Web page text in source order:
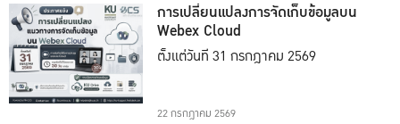
การเปลี่ยนแปลงการจัดเก็บข้อมูลบน
Webex Cloud
ตั้งแต่วันที่ 31 กรกฎาคม 2569
22 กรกฎาคม 2569